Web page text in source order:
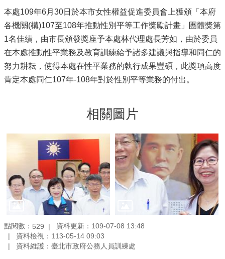
​本處109年6月30日於本市女性權益促進委員會上獲頒「本府
各機關(構)107至108年推動性別平等工作獎勵計畫」團體獎第
1名佳績，由市長頒發獎座予本處林代理處長芳如，由於委員
在本處推動性平業務及教育訓練給予諸多建議與指導和同仁的
努力耕耘，使得本處在性平業務的執行成果豐碩，此獎項高度
肯定本處同仁107年-108年對於性別平等業務的付出。
相關圖片
點閱數： 529
資料更新：109-07-08 13:48
資料檢視：113-05-14 09:03
資料維護：臺北市政府公務人員訓練處